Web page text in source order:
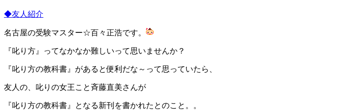
◆友人紹介
名古屋の受験マスター☆百々正浩です。
『叱り方』ってなかなか難しいって思いませんか？
『叱り方の教科書』があると便利だな～って思っていたら、
友人の、叱りの女王こと斉藤直美さんが
『叱り方の教科書』となる新刊を書かれたとのこと。。